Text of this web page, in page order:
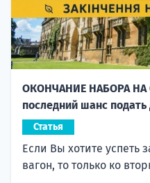
ОКОНЧАНИЕ НАБОРА НА
последний шанс
Статья
Если Вы хотите успеть
вагон, то только ко